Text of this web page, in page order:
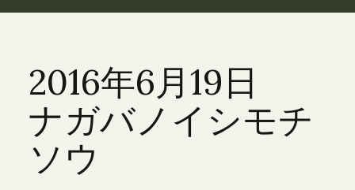
2016年6月19日
ナガバノイシモチ
ソウ